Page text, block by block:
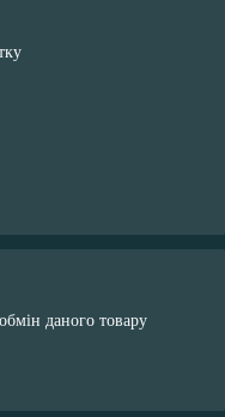
даного товару